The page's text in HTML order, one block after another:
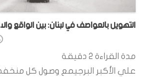
التهويل بالعواصف في لبنان: بين الواقع
مدة القراءة 2 دقيقة
علي الأكبر البرجيمع وصول كل